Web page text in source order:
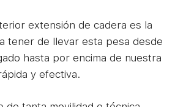
extensión de cadera es la
tener de llevar esta pesa desde
hasta por encima de nuestra
y efectiva.